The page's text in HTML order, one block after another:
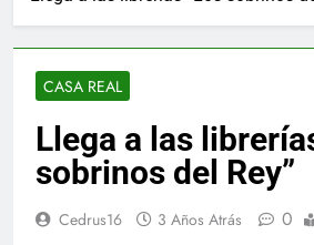
CASA REAL
Llega a las
sobrinos del Rey”
Cedrus16 3 Años Atrás 0